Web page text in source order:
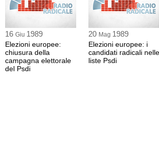
16 Giu 1989
Elezioni europee:
chiusura della
campagna elettorale
del Psdi
20 Mag 1989
Elezioni europee: i
candidati radicali nelle
liste Psdi